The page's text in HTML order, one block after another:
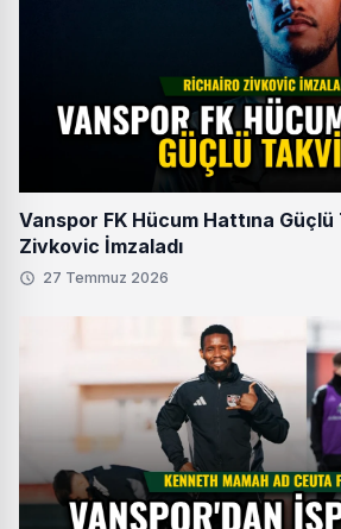
Vanspor FK Hücum Hattına
Zivkovic İmzaladı
27 Temmuz 2026